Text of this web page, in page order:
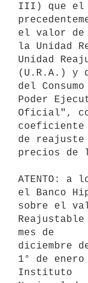
III) que el
el valor de
la Unidad
Unidad
(U.R.A.) y
del
Poder
Oficial",
coeficiente
de
precios de
ATENTO: a
el Banco
sobre el
mes de
diciembre
1° de
Instituto